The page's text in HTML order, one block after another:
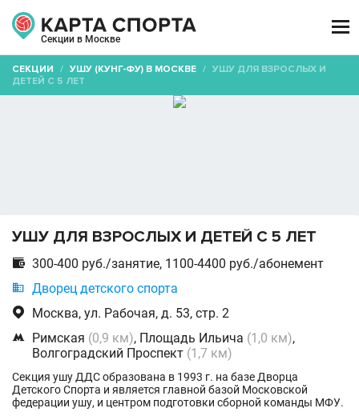
Секции в Москве

СЕКЦИИ / УШУ (КУНГ-ФУ) В МОСКВЕ / УШУ ДЛЯ ВЗРОСЛЫХ И
ДЕТЕЙ С 5 ЛЕТ
УШУ ДЛЯ ВЗРОСЛЫХ И ДЕТЕЙ С 5 ЛЕТ
 300-400 руб./занятие, 1100-4400 руб./абонемент
 Дворец детского спорта
 Москва, ул. Рабочая, д. 53, стр. 2
 Римская (0,9 км), Площадь Ильича (1,0 км),
Волгоградский Проспект (1,7 км)
Секция ушу ДДС образована в 1993 г. на базе Дворца
Детского Спорта и является главной базой Московской
федерации ушу, и центром подготовки сборной команды МФУ.